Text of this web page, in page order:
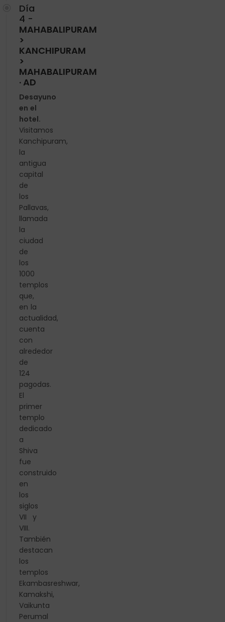
Día
4 -
MAHABALIPURAM
>
KANCHIPURAM
>
MAHABALIPURAM
· AD
Desayuno
en el
hotel.
Visitamos
Kanchipuram,
la
antigua
capital
de
los
Pallavas,
llamada
la
ciudad
de
los
1000
templos
que,
en la
actualidad,
cuenta
con
alrededor
de
124
pagodas.
El
primer
templo
dedicado
a
Shiva
fue
construido
en
los
siglos
VII y
VIII.
También
destacan
los
templos
Ekambasreshwar,
Kamakshi,
Vaikunta
Perumal